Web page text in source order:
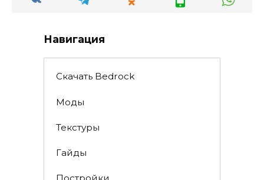
Навигация
Скачать Bedrock
Моды
Текстуры
Гайды